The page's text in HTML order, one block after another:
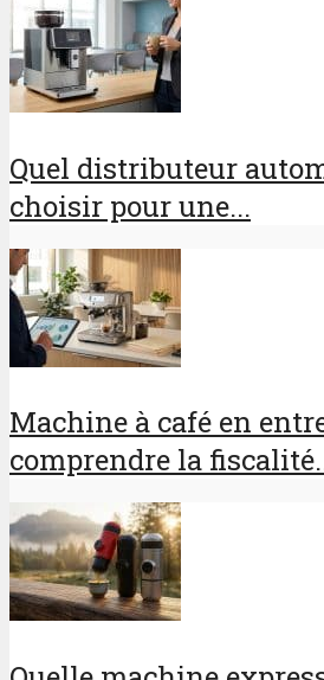
Quel distributeur
choisir pour une...
Machine à café en
comprendre la